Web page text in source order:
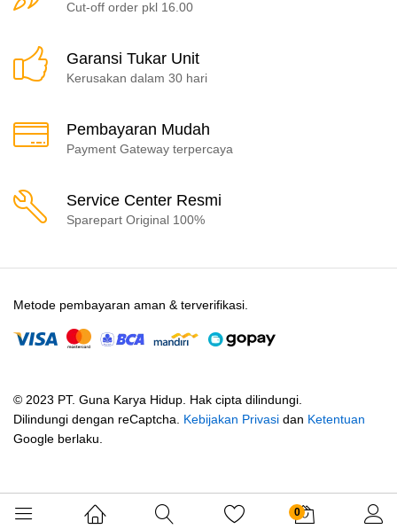
Cut-off order pkl 16.00
Garansi Tukar Unit
Kerusakan dalam 30 hari
Pembayaran Mudah
Payment Gateway terpercaya
Service Center Resmi
Sparepart Original 100%
© 2023 PT. Guna Karya Hidup. Hak cipta dilindungi.
Dilindungi dengan reCaptcha. Kebijakan Privasi dan Ketentuan
Google berlaku.
Metode pembayaran aman & terverifikasi.
0